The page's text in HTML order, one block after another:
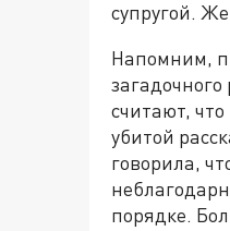
супругой.
Напомним,
считают,
убитой
говорила,
порядке.